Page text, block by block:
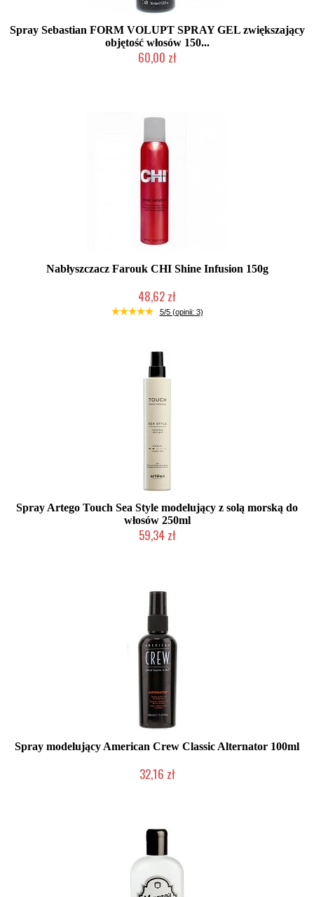
Spray Sebastian FORM VOLUPT SPRAY GEL zwiększający
objętość włosów 150...
60,00 zł
Nabłyszczacz Farouk CHI Shine Infusion 150g
48,62 zł
2-5 dni roboczych
5/5 (opinii: 3)
Spray Artego Touch Sea Style modelujący z solą morską do
włosów 250ml
59,34 zł
Spray modelujący American Crew Classic Alternator 100ml
32,16 zł